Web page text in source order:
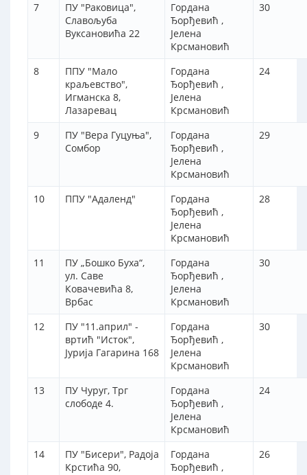
7
ПУ "Раковица",
Славољуба
Вуксановића 22
Гордана
Ђорђевић ,
Јелена
Крсмановић
30
8
ППУ "Мало
краљевство",
Игманска 8,
Лазаревац
Гордана
Ђорђевић ,
Јелена
Крсмановић
24
9
ПУ "Вера Гуцуња",
Сомбор
Гордана
Ђорђевић ,
Јелена
Крсмановић
29
10 ППУ "Адаленд"
Гордана
Ђорђевић ,
Јелена
Крсмановић
28
11
ПУ „Бошко Буха“,
ул. Саве
Ковачевића 8,
Врбас
Гордана
Ђорђевић ,
Јелена
Крсмановић
30
12
ПУ "11.април" -
вртић "Исток",
Јурија Гагарина 168
Гордана
Ђорђевић ,
Јелена
Крсмановић
30
13
ПУ Чуруг, Трг
слободе 4.
Гордана
Ђорђевић ,
Јелена
Крсмановић
24
14
ПУ "Бисери", Радоја
Крстића 90,
Гордана
Ђорђевић ,
26